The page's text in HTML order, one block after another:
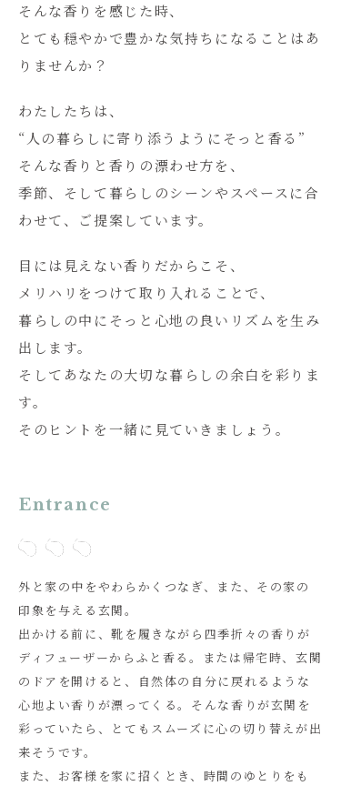
そんな香りを感じた時、
とても穏やかで豊かな気持ちになることはあ
りませんか？
わたしたちは、
“人の暮らしに寄り添うようにそっと香る”
そんな香りと香りの漂わせ方を、
季節、そして暮らしのシーンやスペースに合
わせて、ご提案しています。
目には見えない香りだからこそ、
メリハリをつけて取り入れることで、
暮らしの中にそっと心地の良いリズムを生み
出します。
そしてあなたの大切な暮らしの余白を彩りま
す。
そのヒントを一緒に見ていきましょう。
Entrance
外と家の中をやわらかくつなぎ、また、その家の
印象を与える玄関。
出かける前に、靴を履きながら四季折々の香りが
ディフューザーからふと香る。または帰宅時、玄関
のドアを開けると、自然体の自分に戻れるような
心地よい香りが漂ってくる。そんな香りが玄関を
彩っていたら、とてもスムーズに心の切り替えが出
来そうです。
また、お客様を家に招くとき、時間のゆとりをも